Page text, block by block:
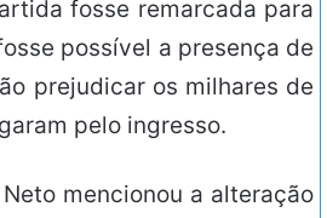
fosse remarcada para
possível a presença de
prejudicar os milhares de
pelo ingresso.
mencionou a alteração